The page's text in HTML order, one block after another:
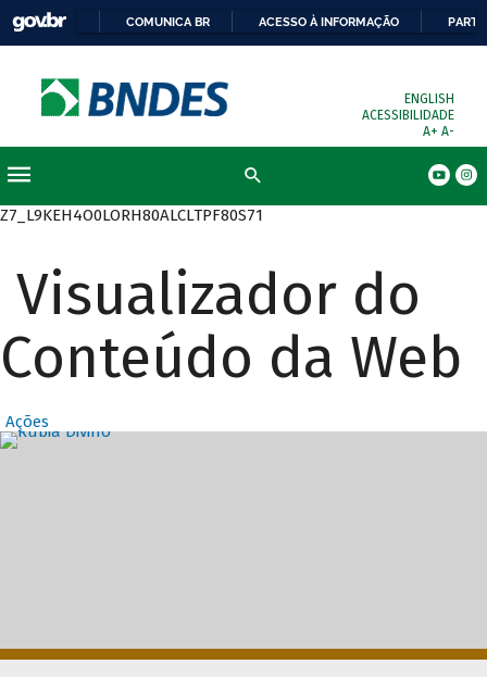
COMUNICA BR ACESSO À INFORMAÇÃO
ENGLISH
ACESSIBILIDADE
A+ A-
Z7_L9KEH4O0LORH80ALCLTPF80S71
Visualizador do
Conteúdo da Web
Ações
Destaques